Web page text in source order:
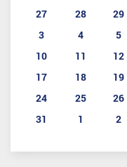
27
28 29
3
4 5
10
11 12
17
18 19
24
25 26
31
1 2